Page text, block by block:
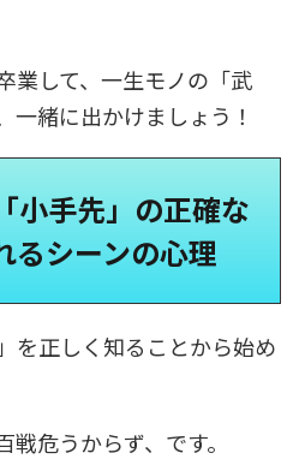
業して、一生モノの「武
一緒に出かけましょう！
小手先」の正確な
るシーンの心理
を正しく知ることから始め
危うからず、です。